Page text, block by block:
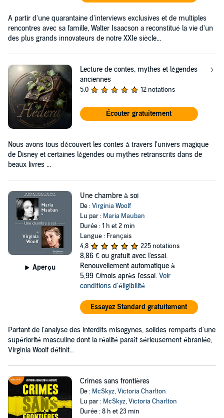
A partir d'une quarantaine d'interviews exclusives et de multiples
rencontres avec sa famille, Walter Isaacson a reconstitué la vie d'un
des plus grands innovateurs de notre XXIe siècle...
Lecture de contes, mythes et légendes
anciennes
5,0 12 notations
Écouter gratuitement
Nous avons tous découvert les contes à travers l'univers magique
de Disney et certaines légendes ou mythes retranscrits dans de
beaux livres ...
Aperçu
Une chambre à soi
De :Virginia Woolf
Lu par : Maria Mauban
Durée : 1 h et 2 min
Langue : Français
4,8
225 notations
8,86 € ou gratuit avec l'essai.
Renouvellement automatique à
5,99 €/mois après l'essai. Voir
conditions d'éligibilité
Essayez Standard gratuitement
Partant de l'analyse des interdits misogynes, solides remparts d'une
supériorité masculine dont la réalité paraît sérieusement ébranlée,
Virginia Woolf définit...
Crimes sans frontières
De : McSkyz,Victoria Charlton
Lu par : McSkyz,Victoria Charlton
Durée : 8 h et 23 min